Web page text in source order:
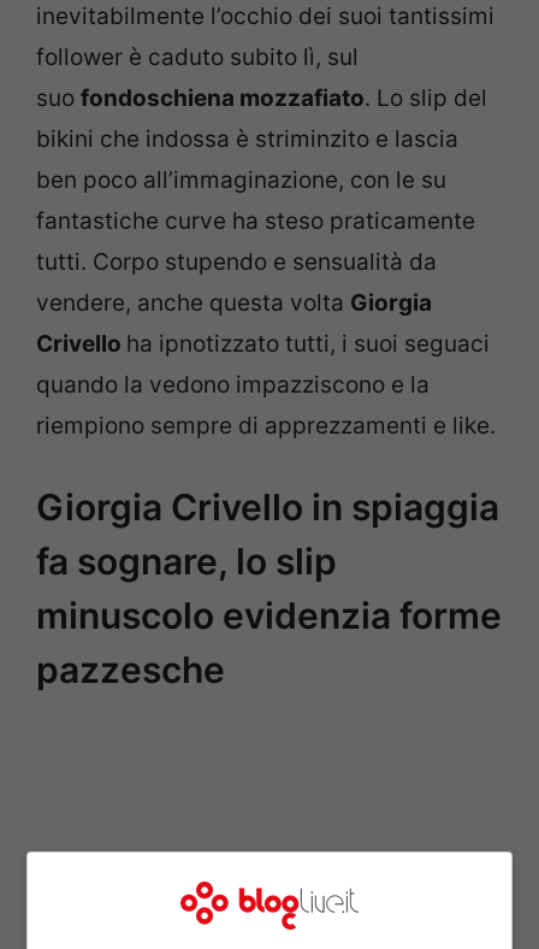
inevitabilmente l’occhio dei suoi tantissimi
follower è caduto subito lì, sul
suo fondoschiena mozzafiato. Lo slip del
bikini che indossa è striminzito e lascia
ben poco all’immaginazione, con le su
fantastiche curve ha steso praticamente
tutti. Corpo stupendo e sensualità da
vendere, anche questa volta Giorgia
Crivello ha ipnotizzato tutti, i suoi seguaci
quando la vedono impazziscono e la
riempiono sempre di apprezzamenti e like.
Giorgia Crivello in spiaggia
fa sognare, lo slip
minuscolo evidenzia forme
pazzesche